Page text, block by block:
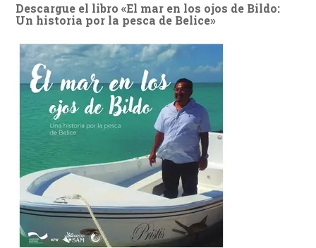
Descargue el libro «El mar en los ojos de Bildo:
Un historia por la pesca de Belice»